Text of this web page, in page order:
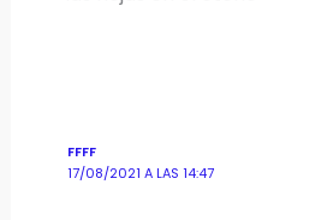
FFFF
17/08/2021 A LAS 14:47